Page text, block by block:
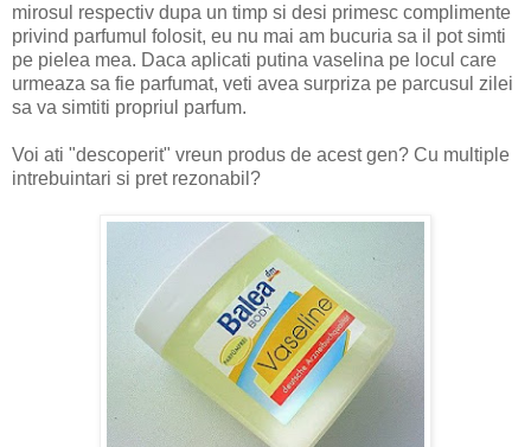
mirosul respectiv dupa un timp si desi primesc complimente
privind parfumul folosit, eu nu mai am bucuria sa il pot simti
pe pielea mea. Daca aplicati putina vaselina pe locul care
urmeaza sa fie parfumat, veti avea surpriza pe parcusul zilei
sa va simtiti propriul parfum.
Voi ati "descoperit" vreun produs de acest gen? Cu multiple
intrebuintari si pret rezonabil?